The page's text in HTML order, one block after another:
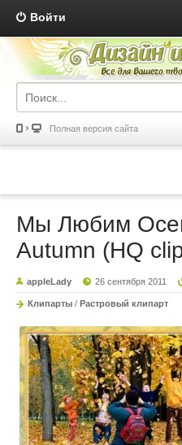
Войти
Полная версия сайта
Мы Любим
Autumn (HQ
appleLady 26 сентября 2011
Клипарты / Растровый клипарт